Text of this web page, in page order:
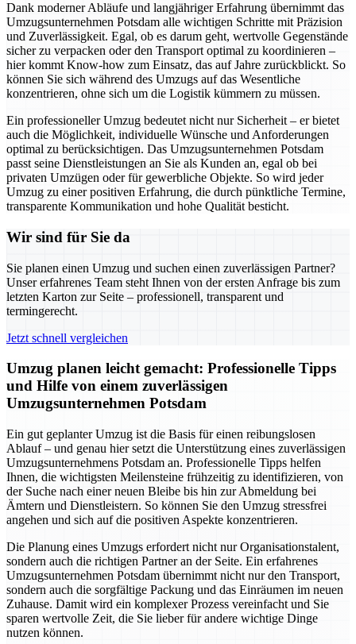
Dank moderner Abläufe und langjähriger Erfahrung übernimmt das
Umzugsunternehmen Potsdam alle wichtigen Schritte mit Präzision
und Zuverlässigkeit. Egal, ob es darum geht, wertvolle Gegenstände
sicher zu verpacken oder den Transport optimal zu koordinieren –
hier kommt Know-how zum Einsatz, das auf Jahre zurückblickt. So
können Sie sich während des Umzugs auf das Wesentliche
konzentrieren, ohne sich um die Logistik kümmern zu müssen.
Ein professioneller Umzug bedeutet nicht nur Sicherheit – er bietet
auch die Möglichkeit, individuelle Wünsche und Anforderungen
optimal zu berücksichtigen. Das Umzugsunternehmen Potsdam
passt seine Dienstleistungen an Sie als Kunden an, egal ob bei
privaten Umzügen oder für gewerbliche Objekte. So wird jeder
Umzug zu einer positiven Erfahrung, die durch pünktliche Termine,
transparente Kommunikation und hohe Qualität besticht.
Wir sind für Sie da
Sie planen einen Umzug und suchen einen zuverlässigen Partner?
Unser erfahrenes Team steht Ihnen von der ersten Anfrage bis zum
letzten Karton zur Seite – professionell, transparent und
termingerecht.
Jetzt schnell vergleichen
Umzug planen leicht gemacht: Professionelle Tipps
und Hilfe von einem zuverlässigen
Umzugsunternehmen Potsdam
Ein gut geplanter Umzug ist die Basis für einen reibungslosen
Ablauf – und genau hier setzt die Unterstützung eines zuverlässigen
Umzugsunternehmens Potsdam an. Professionelle Tipps helfen
Ihnen, die wichtigsten Meilensteine frühzeitig zu identifizieren, von
der Suche nach einer neuen Bleibe bis hin zur Abmeldung bei
Ämtern und Dienstleistern. So können Sie den Umzug stressfrei
angehen und sich auf die positiven Aspekte konzentrieren.
Die Planung eines Umzugs erfordert nicht nur Organisationstalent,
sondern auch die richtigen Partner an der Seite. Ein erfahrenes
Umzugsunternehmen Potsdam übernimmt nicht nur den Transport,
sondern auch die sorgfältige Packung und das Einräumen im neuen
Zuhause. Damit wird ein komplexer Prozess vereinfacht und Sie
sparen wertvolle Zeit, die Sie lieber für andere wichtige Dinge
nutzen können.